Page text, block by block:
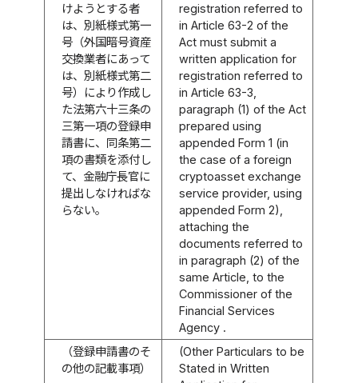
けようとする者
は、別紙様式第一
号（外国暗号資産
交換業者にあって
は、別紙様式第二
号）により作成し
た法第六十三条の
三第一項の登録申
請書に、同条第二
項の書類を添付し
て、金融庁長官に
提出しなければな
らない。
registration referred to
in Article 63-2 of the
Act must submit a
written application for
registration referred to
in Article 63-3,
paragraph (1) of the Act
prepared using
appended Form 1 (in
the case of a foreign
cryptoasset exchange
service provider, using
appended Form 2),
attaching the
documents referred to
in paragraph (2) of the
same Article, to the
Commissioner of the
Financial Services
Agency .
（登録申請書のそ
の他の記載事項）
(Other Particulars to be
Stated in Written